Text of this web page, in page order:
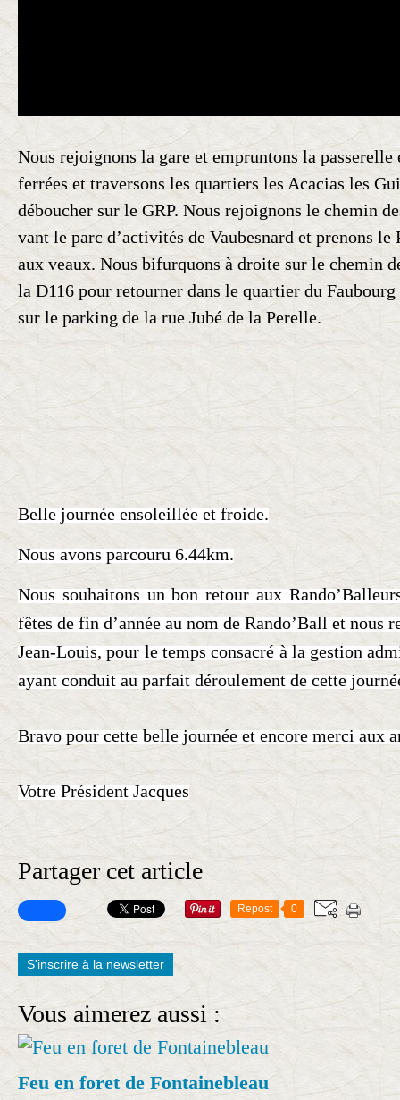
Nous rejoignons la gare et empruntons la passerelle
ferrées et traversons les quartiers les Acacias les
déboucher sur le GRP. Nous rejoignons le chemin
vant le parc d’activités de Vaubesnard et prenons le
aux veaux. Nous bifurquons à droite sur le chemin
la D116 pour retourner dans le quartier du Faubourg
sur le parking de la rue Jubé de la Perelle.
Belle journée ensoleillée et froide.
Nous avons parcouru 6.44km.
Nous souhaitons un bon retour aux
fêtes de fin d’année au nom de Rando’Ballet nous
Jean-Louis, pour le temps consacré à la gestion
ayant conduit au parfait déroulement de cette
Bravo pour cette belle journée et encore merci aux
Votre Président Jacques
Partager cet article
Repost 0
S'inscrire à la newsletter
Vous aimerez aussi :
Feu en foret de Fontainebleau